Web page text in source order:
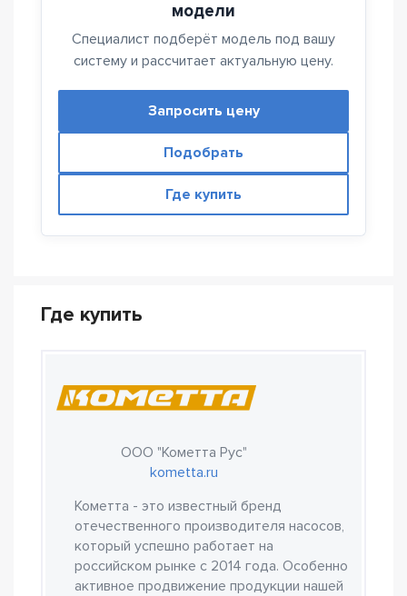
модели
Специалист подберёт модель под вашу
систему и рассчитает актуальную цену.
Запросить цену
Подобрать
Где купить
Где купить
ООО "Кометта Рус"
kometta.ru
Кометта - это известный бренд
отечественного производителя насосов,
который успешно работает на
российском рынке с 2014 года. Особенно
активное продвижение продукции нашей